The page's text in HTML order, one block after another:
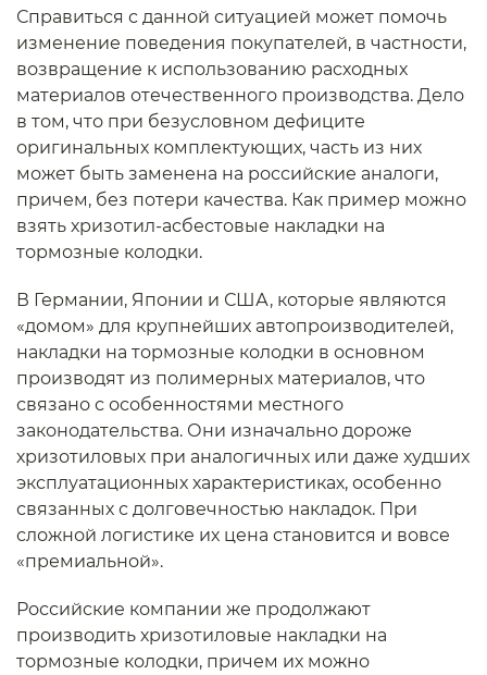
Справиться с данной ситуацией может помочь
изменение поведения покупателей, в частности,
возвращение к использованию расходных
материалов отечественного производства. Дело
в том, что при безусловном дефиците
оригинальных комплектующих, часть из них
может быть заменена на российские аналоги,
причем, без потери качества. Как пример можно
взять хризотил-асбестовые накладки на
тормозные колодки.
В Германии, Японии и США, которые являются
«домом» для крупнейших автопроизводителей,
накладки на тормозные колодки в основном
производят из полимерных материалов, что
связано с особенностями местного
законодательства. Они изначально дороже
хризотиловых при аналогичных или даже худших
эксплуатационных характеристиках, особенно
связанных с долговечностью накладок. При
сложной логистике их цена становится и вовсе
«премиальной».
Российские компании же продолжают
производить хризотиловые накладки на
тормозные колодки, причем их можно